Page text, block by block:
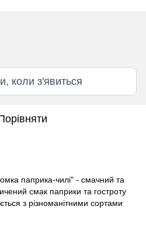
коли з'явиться
паприка-чилі" - смачний та
смак паприки та гостроту
з різноманітними сортами